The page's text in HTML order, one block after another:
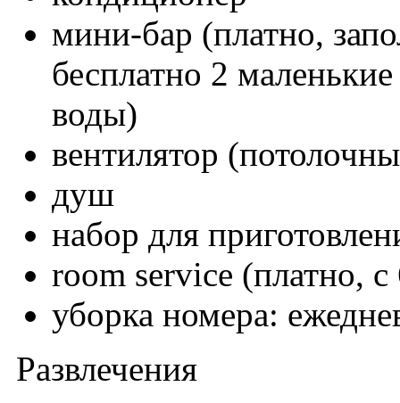
мини-бар (платно,
бесплатно 2
воды)
вентилятор
душ
набор для
room service (платно,
уборка номера:
Развлечения